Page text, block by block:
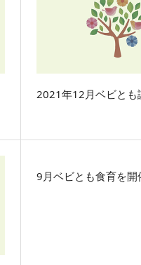
2021年12月ベビとも
9月ベビとも食育を開